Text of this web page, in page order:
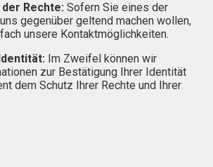
Rechte: Sofern Sie eines der
gegenüber geltend machen wollen,
unsere Kontaktmöglichkeiten.
Im Zweifel können wir
zur Bestätigung Ihrer Identität
dem Schutz Ihrer Rechte und Ihrer